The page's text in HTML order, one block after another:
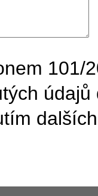
101/